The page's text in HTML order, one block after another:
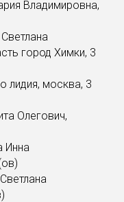
Владимировна,
город Химки, 3
лидия, москва, 3
Олегович,
Инна